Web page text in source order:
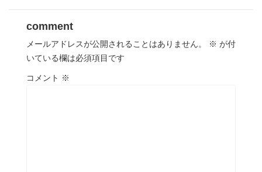
comment
メールアドレスが公開されることはありません。 ※ が付
いている欄は必須項目です
コメント ※